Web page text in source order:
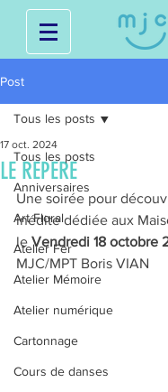
Post
Tous les posts
Anniversaires
Art Floral
Atelier Fer
Atelier Mémoire
Atelier numérique
Cartonnage
Cours de danses
Tous les posts
LE REPERE
17 oct. 2024
Une soirée pour
inédite dédiée aux
le Vendredi 18 octobre
MJC/MPT Boris VIAN